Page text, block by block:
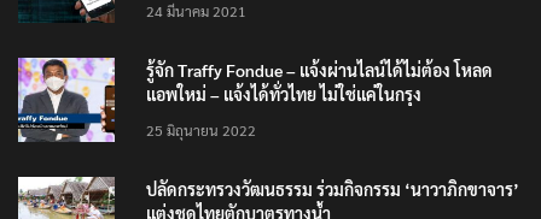
24 มีนาคม 2021
รู้จัก Traffy Fondue – แจ้งผ่านไลน์ได้ไม่ต้อง โหลด
แอพใหม่ – แจ้งได้ทั่วไทย ไม่ใช่แค่ในกรุง
25 มิถุนายน 2022
ปลัดกระทรวงวัฒนธรรม ร่วมกิจกรรม ‘นาวาภิกขาจาร’
แต่งชุดไทยตักบาตรทางน้ำ